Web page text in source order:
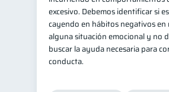
excesivo. Debemos identificar si
cayendo en hábitos negativos en
alguna situación emocional y no
buscar la ayuda necesaria para
conducta.